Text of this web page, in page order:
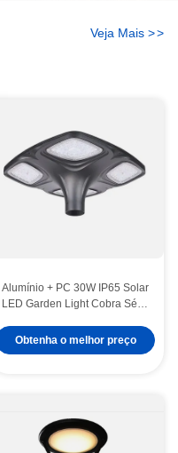
Veja Mais >>
Alumínio + PC 30W IP65 Solar
LED Garden Light Cobra Série
Jardim
Obtenha o melhor preço